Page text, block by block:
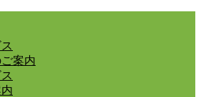
案内